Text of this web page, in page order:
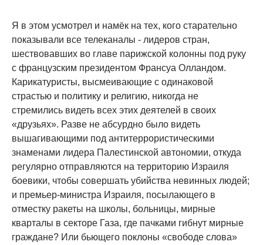
Я в этом усмотрел и намёк на тех, кого старательно
показывали все телеканалы - лидеров стран,
шествовавших во главе парижской колонны под руку
с французским президентом Франсуа Олландом.
Карикатуристы, высмеивающие с одинаковой
страстью и политику и религию, никогда не
стремились видеть всех этих деятелей в своих
«друзьях». Разве не абсурдно было видеть
вышагивающими под антитеррористическими
знаменами лидера Палестинской автономии, откуда
регулярно отправляются на территорию Израиля
боевики, чтобы совершать убийства невинных людей;
и премьер-министра Израиля, посылающего в
отместку ракеты на школы, больницы, мирные
кварталы в секторе Газа, где пачками гибнут мирные
граждане? Или бьющего поклоны «свободе слова»